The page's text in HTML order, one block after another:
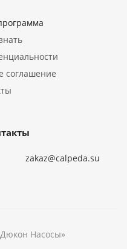
соглашение
zakaz@calpeda.su
Насосы»